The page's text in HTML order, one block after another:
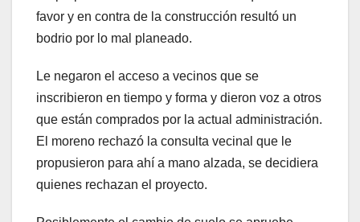
favor y en contra de la construcción resultó un
bodrio por lo mal planeado.
Le negaron el acceso a vecinos que se
inscribieron en tiempo y forma y dieron voz a otros
que están comprados por la actual administración.
El moreno rechazó la consulta vecinal que le
propusieron para ahí a mano alzada, se decidiera
quienes rechazan el proyecto.